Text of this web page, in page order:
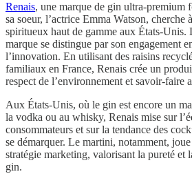
Renais, une marque de gin ultra-premium
sa soeur, l’actrice Emma Watson, cherche
spiritueux haut de gamme aux États-Unis.
marque se distingue par son engagement
l’innovation. En utilisant des raisins
familiaux en France, Renais crée un
respect de l’environnement et savoir-faire
Aux États-Unis, où le gin est encore un
la vodka ou au whisky, Renais mise sur
consommateurs et sur la tendance des
se démarquer. Le martini, notamment,
stratégie marketing, valorisant la pureté et
gin.